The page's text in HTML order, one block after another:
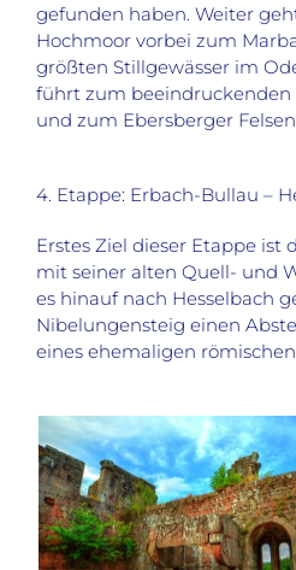
gefunden haben. Weiter
Hochmoor vorbei zum
größten Stillgewässer im
führt zum
und zum Ebersberger
4. Etappe: Erbach-Bullau –
Erstes Ziel dieser Etappe ist
mit seiner alten Quell- und
es hinauf nach Hesselbach
Nibelungensteig einen
eines ehemaligen